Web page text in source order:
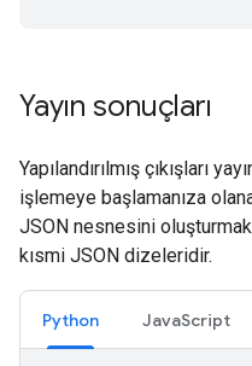
Yayın sonuçları
Yapılandırılmış çıkışları
işlemeye başlamanıza
JSON nesnesini
kısmi JSON dizeleridir.
Python JavaScript